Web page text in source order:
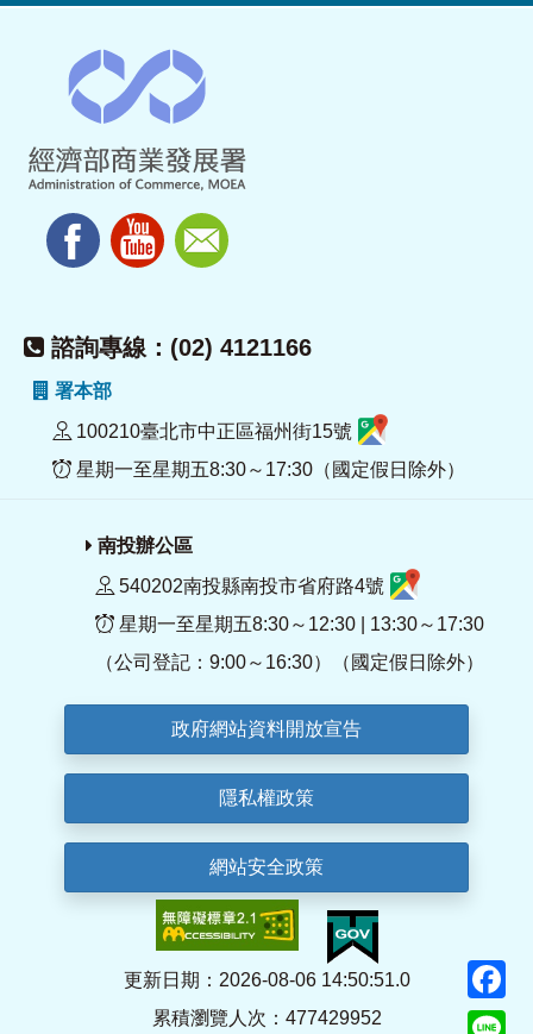
諮詢專線：(02) 4121166
署本部
100210臺北市中正區福州街15號
星期一至星期五8:30～17:30（國定假日除外）
南投辦公區
540202南投縣南投市省府路4號
星期一至星期五8:30～12:30 | 13:30～17:30
（公司登記：9:00～16:30）（國定假日除外）
政府網站資料開放宣告
隱私權政策
網站安全政策
更新日期：2026-08-06 14:50:51.0
累積瀏覽人次：477429952